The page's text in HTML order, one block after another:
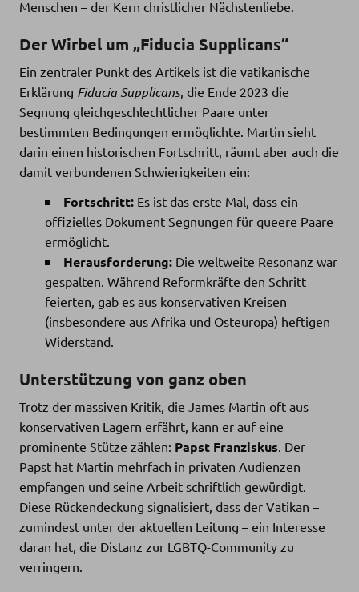
Menschen – der Kern christlicher Nächstenliebe.
Der Wirbel um „Fiducia Supplicans“
Ein zentraler Punkt des Artikels ist die vatikanische
Erklärung Fiducia Supplicans, die Ende 2023 die
Segnung gleichgeschlechtlicher Paare unter
bestimmten Bedingungen ermöglichte. Martin sieht
darin einen historischen Fortschritt, räumt aber auch die
damit verbundenen Schwierigkeiten ein:
Fortschritt: Es ist das erste Mal, dass ein
offizielles Dokument Segnungen für queere Paare
ermöglicht.
Herausforderung: Die weltweite Resonanz war
gespalten. Während Reformkräfte den Schritt
feierten, gab es aus konservativen Kreisen
(insbesondere aus Afrika und Osteuropa) heftigen
Widerstand.
Unterstützung von ganz oben
Trotz der massiven Kritik, die James Martin oft aus
konservativen Lagern erfährt, kann er auf eine
prominente Stütze zählen: Papst Franziskus . Der
Papst hat Martin mehrfach in privaten Audienzen
empfangen und seine Arbeit schriftlich gewürdigt.
Diese Rückendeckung signalisiert, dass der Vatikan –
zumindest unter der aktuellen Leitung – ein Interesse
daran hat, die Distanz zur LGBTQ-Community zu
verringern.